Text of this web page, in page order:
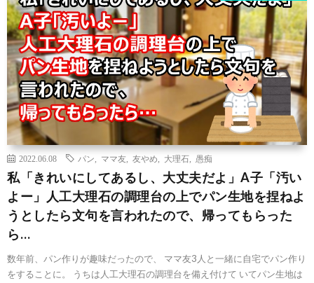
2022.06.08 パン ママ友 友やめ 大理石 愚痴
私「きれいにしてあるし、大丈夫だよ」A子「汚い
よー」人工大理石の調理台の上でパン生地を捏ねよ
うとしたら文句を言われたので、帰ってもらった
ら…
数年前、パン作りが趣味だったので、 ママ友3人と一緒に自宅でパン作り
をすることに。 うちは人工大理石の調理台を備え付けて いてパン生地は